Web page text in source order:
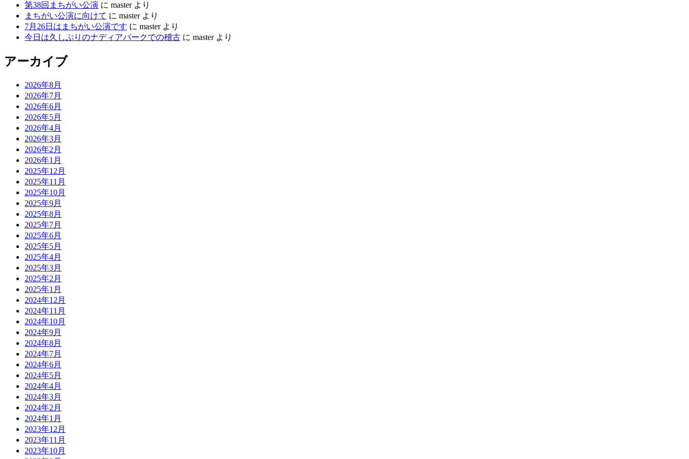
第38回まちがい公演 に masterより
まちがい公演に向けて に masterより
7月26日はまちがい公演です に masterより
今日は久しぶりのナディアパークでの稽古 に masterより
アーカイブ
2026年8月
2026年7月
2026年6月
2026年5月
2026年4月
2026年3月
2026年2月
2026年1月
2025年12月
2025年11月
2025年10月
2025年9月
2025年8月
2025年7月
2025年6月
2025年5月
2025年4月
2025年3月
2025年2月
2025年1月
2024年12月
2024年11月
2024年10月
2024年9月
2024年8月
2024年7月
2024年6月
2024年5月
2024年4月
2024年3月
2024年2月
2024年1月
2023年12月
2023年11月
2023年10月